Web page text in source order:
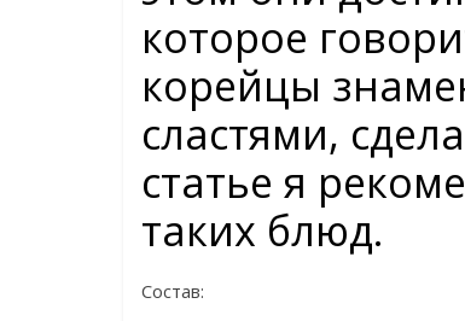
которое
корейцы
сластями,
статье я
таких блюд.
Состав: